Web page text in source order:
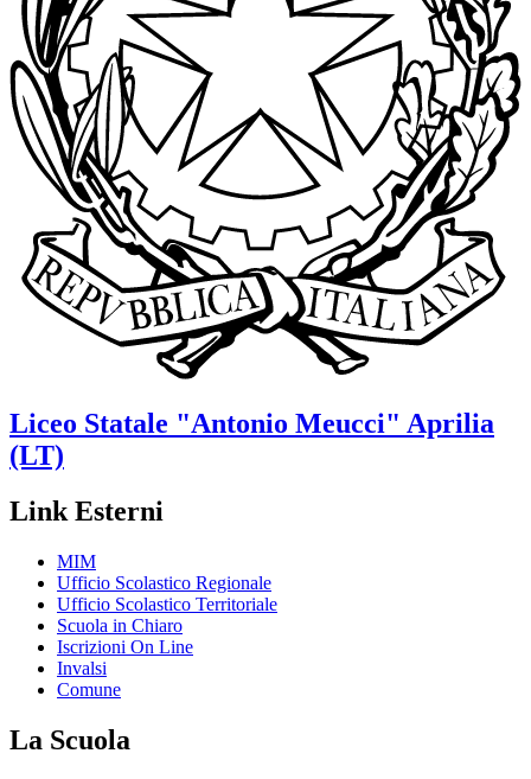
Liceo Statale "Antonio Meucci" Aprilia
(LT)
Link Esterni
MIM
Ufficio Scolastico Regionale
Ufficio Scolastico Territoriale
Scuola in Chiaro
Iscrizioni On Line
Invalsi
Comune
La Scuola